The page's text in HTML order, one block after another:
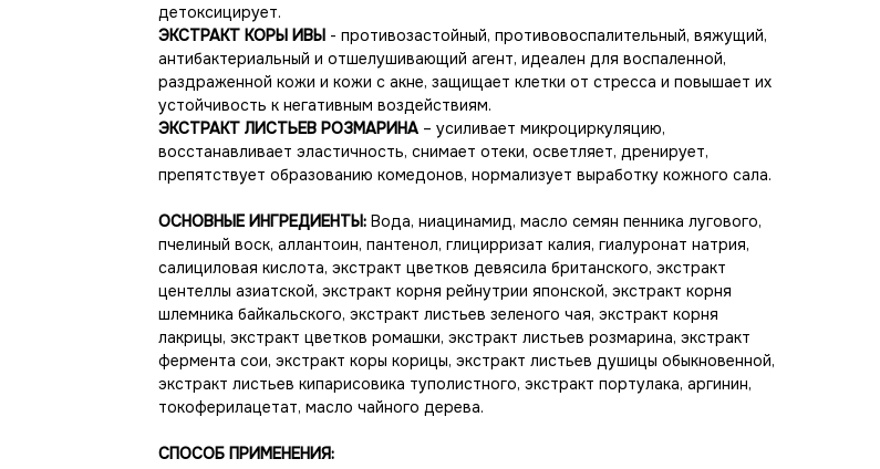
детоксицирует.
ЭКСТРАКТ КОРЫ ИВЫ - противозастойный, противовоспалительный, вяжущий,
антибактериальный и отшелушивающий агент, идеален для воспаленной,
раздраженной кожи и кожи с акне, защищает клетки от стресса и повышает их
устойчивость к негативным воздействиям.
ЭКСТРАКТ ЛИСТЬЕВ РОЗМАРИНА – усиливает микроциркуляцию,
восстанавливает эластичность, снимает отеки, осветляет, дренирует,
препятствует образованию комедонов, нормализует выработку кожного сала.
ОСНОВНЫЕ ИНГРЕДИЕНТЫ: Вода, ниацинамид, масло семян пенника лугового,
пчелиный воск, аллантоин, пантенол, глицирризат калия, гиалуронат натрия,
салициловая кислота, экстракт цветков девясила британского, экстракт
центеллы азиатской, экстракт корня рейнутрии японской, экстракт корня
шлемника байкальского, экстракт листьев зеленого чая, экстракт корня
лакрицы, экстракт цветков ромашки, экстракт листьев розмарина, экстракт
фермента сои, экстракт коры корицы, экстракт листьев душицы обыкновенной,
экстракт листьев кипарисовика туполистного, экстракт портулака, аргинин,
токоферилацетат, масло чайного дерева.
СПОСОБ ПРИМЕНЕНИЯ: